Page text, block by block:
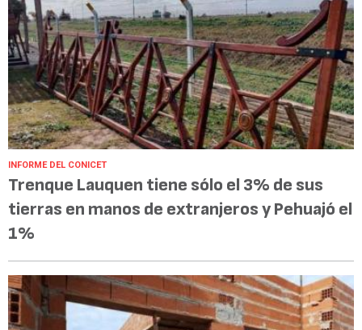
INFORME DEL CONICET
Trenque Lauquen tiene sólo el 3% de sus
tierras en manos de extranjeros y Pehuajó el
1%